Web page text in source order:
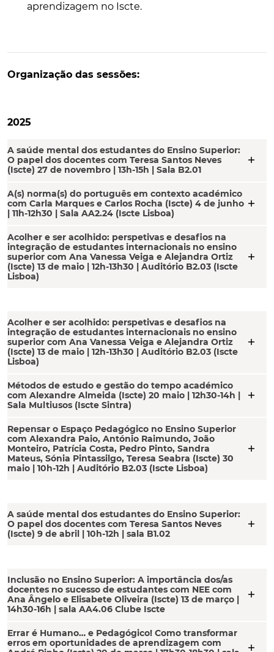
aprendizagem no Iscte.
Organização das sessões:
2025
A saúde mental dos estudantes do Ensino Superior:
O papel dos docentes com Teresa Santos Neves
(Iscte) 27 de novembro | 13h-15h | Sala B2.01
add
A(s) norma(s) do português em contexto académico
com Carla Marques e Carlos Rocha (Iscte) 4 de junho
| 11h-12h30 | Sala AA2.24 (Iscte Lisboa)
add
Acolher e ser acolhido: perspetivas e desafios na
integração de estudantes internacionais no ensino
superior com Ana Vanessa Veiga e Alejandra Ortiz
(Iscte) 13 de maio | 12h-13h30 | Auditório B2.03 (Iscte
Lisboa)
add
Acolher e ser acolhido: perspetivas e desafios na
integração de estudantes internacionais no ensino
superior com Ana Vanessa Veiga e Alejandra Ortiz
(Iscte) 13 de maio | 12h-13h30 | Auditório B2.03 (Iscte
Lisboa)
add
Métodos de estudo e gestão do tempo académico
com Alexandre Almeida (Iscte) 20 maio | 12h30-14h |
Sala Multiusos (Iscte Sintra)
add
Repensar o Espaço Pedagógico no Ensino Superior
com Alexandra Paio, António Raimundo, João
Monteiro, Patrícia Costa, Pedro Pinto, Sandra
Mateus, Sónia Pintassilgo, Teresa Seabra (Iscte) 30
maio | 10h-12h | Auditório B2.03 (Iscte Lisboa)
add
A saúde mental dos estudantes do Ensino Superior:
O papel dos docentes com Teresa Santos Neves
(Iscte) 9 de abril | 10h-12h | sala B1.02
add
Inclusão no Ensino Superior: A importância dos/as
docentes no sucesso de estudantes com NEE com
Ana Ângelo e Elisabete Oliveira (Iscte) 13 de março |
14h30-16h | sala AA4.06 Clube Iscte
add
Errar é Humano… e Pedagógico! Como transformar
erros em oportunidades de aprendizagem com
add